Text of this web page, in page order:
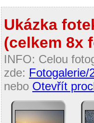
Ukázka
(celkem 8x
INFO: Celou
zde: Fotogalerie/
nebo Otevřít